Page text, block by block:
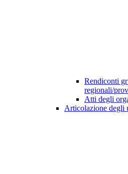
Rendiconti
regionali/
Atti degli
Articolazione degli